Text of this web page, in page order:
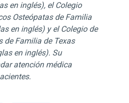
en inglés), el Colegio
Osteópatas de Familia
en inglés) y el Colegio de
de Familia de Texas
en inglés). Su
atención médica